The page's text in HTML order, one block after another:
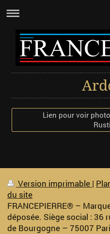
Lien pour voir
Version imprimable |
du site
FRANCEPIERRE® –
déposée. Siège social : 36
de Bourgogne – 75007